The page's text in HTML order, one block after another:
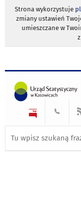
Strona wykorzystuje
zmiany ustawień
umieszczane w